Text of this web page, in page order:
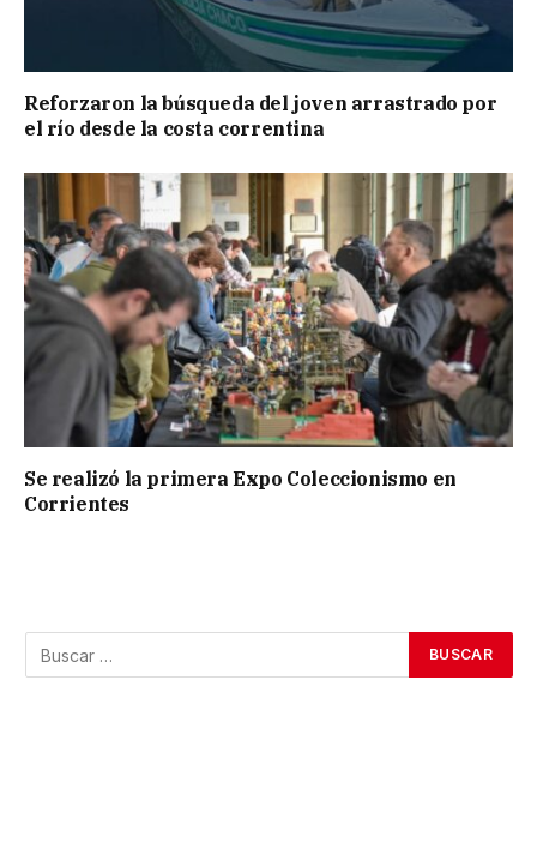
Reforzaron la búsqueda del joven arrastrado por
el río desde la costa correntina
Se realizó la primera Expo Coleccionismo en
Corrientes